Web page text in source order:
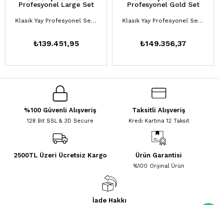
Profesyonel Large Set
Klasik Yay Profesyonel Setler
₺139.451,95
Profesyonel Gold Set
Klasik Yay Profesyonel Setler
₺149.356,37
%100 Güvenli Alışveriş
128 Bit SSL & 3D Secure
Taksitli Alışveriş
Kredi Kartına 12 Taksit
2500TL Üzeri Ücretsiz Kargo Ürün Garantisi
%100 Orijinal Ürün
İade Hakkı